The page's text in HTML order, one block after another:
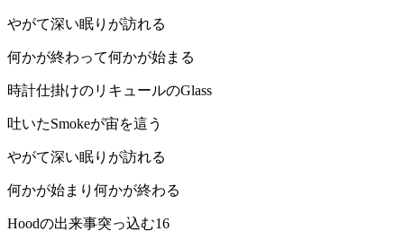
やがて深い眠りが訪れる
何かが終わって何かが始まる
時計仕掛けのリキュールのGlass
吐いたSmokeが宙を這う
やがて深い眠りが訪れる
何かが始まり何かが終わる
Hoodの出来事突っ込む16